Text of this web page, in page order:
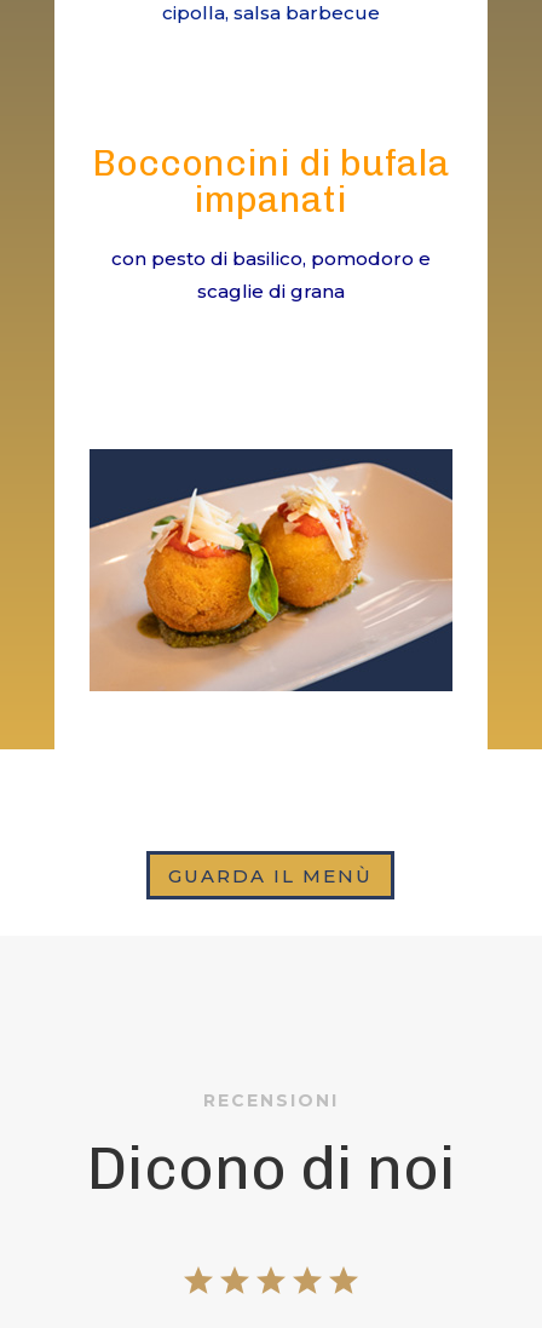
cipolla, salsa barbecue
Bocconcini di bufala
impanati
con pesto di basilico, pomodoro e
scaglie di grana
GUARDA IL MENÙ
RECENSIONI
Dicono di noi